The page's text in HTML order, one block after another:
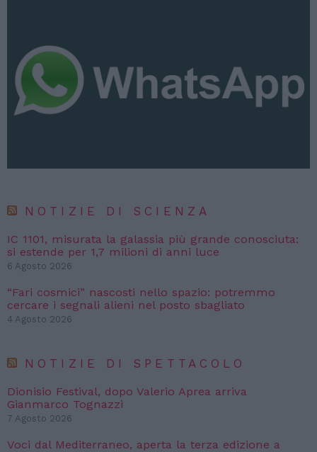
NOTIZIE DI SCIENZA
IC 1101, misurata la galassia più grande conosciuta:
si estende per 1,7 milioni di anni luce
6 Agosto 2026
“Fari cosmici” nascosti nello spazio: potremmo
cercare i segnali alieni nel posto sbagliato
4 Agosto 2026
NOTIZIE DI SPETTACOLO
Dionisio Festival, dopo Valerio Aprea arriva
Gianmarco Tognazzi
7 Agosto 2026
Voci dal Mediterraneo, aperta la terza edizione a